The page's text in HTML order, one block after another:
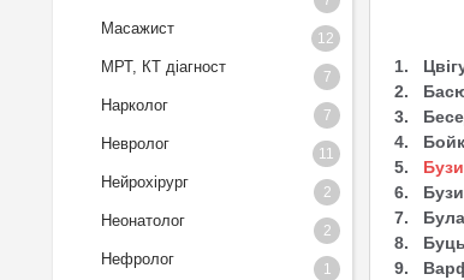
Масажист
12
МРТ, КТ діагност
7
Нарколог
7
Невролог
11
Нейрохірург
2
Неонатолог
2
Нефролог
1
1.
2.
3.
4.
5.
6.
7.
8. Буць
9.